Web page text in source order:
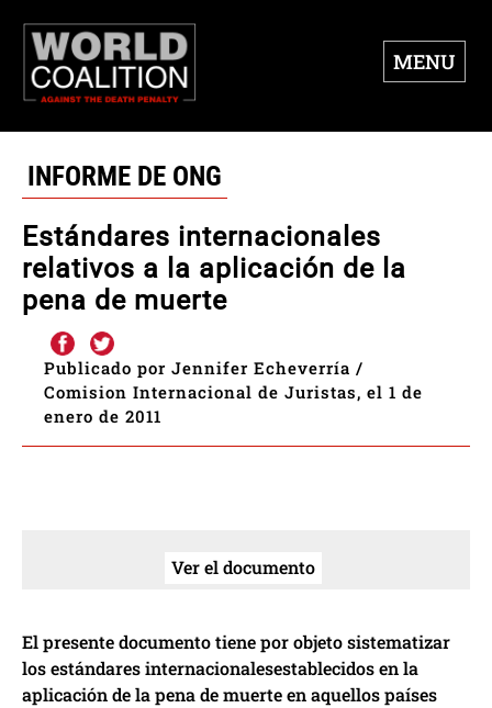
MENU
INFORME DE ONG
Estándares internacionales
relativos a la aplicación de la
pena de muerte
Publicado por Jennifer Echeverría /
Comision Internacional de Juristas, el 1 de
enero de 2011
Ver el documento
El presente documento tiene por objeto sistematizar
los estándares internacionalesestablecidos en la
aplicación de la pena de muerte en aquellos países